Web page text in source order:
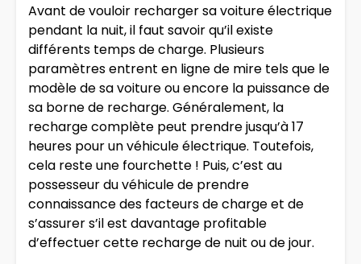
Avant de vouloir recharger sa voiture électrique
pendant la nuit, il faut savoir qu’il existe
différents temps de charge. Plusieurs
paramètres entrent en ligne de mire tels que le
modèle de sa voiture ou encore la puissance de
sa borne de recharge. Généralement, la
recharge complète peut prendre jusqu’à 17
heures pour un véhicule électrique. Toutefois,
cela reste une fourchette ! Puis, c’est au
possesseur du véhicule de prendre
connaissance des facteurs de charge et de
s’assurer s’il est davantage profitable
d’effectuer cette recharge de nuit ou de jour.